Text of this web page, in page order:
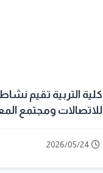
كلية
للاتصالات ومجتمع
2026/05/24